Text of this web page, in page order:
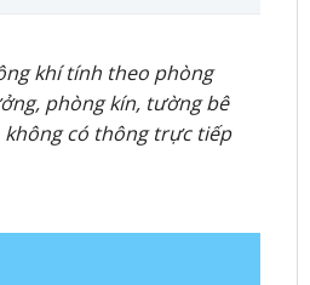
khí tính theo phòng
phòng kín, tường bê
có thông trực tiếp